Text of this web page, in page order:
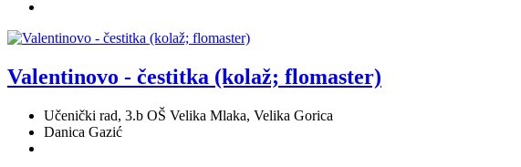
Valentinovo - čestitka (kolaž; flomaster)
Učenički rad, 3.b OŠ Velika Mlaka, Velika Gorica
Danica Gazić